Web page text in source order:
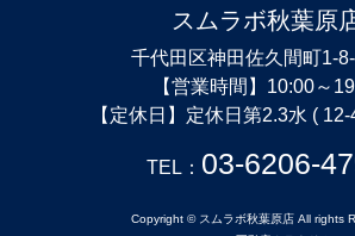
スムラボ秋葉原
千代田区神田佐久間町1-
【営業時間】10:00～
【定休日】定休日第2.3水 (
TEL： 03-6206-
Copyright © スムラボ秋葉原店 All rights